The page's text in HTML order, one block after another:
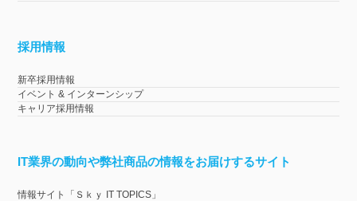
採用情報
新卒採用情報
イベント & インターンシップ
キャリア採用情報
IT業界の動向や弊社商品の情報をお届けするサイト
情報サイト「Ｓｋｙ IT TOPICS」